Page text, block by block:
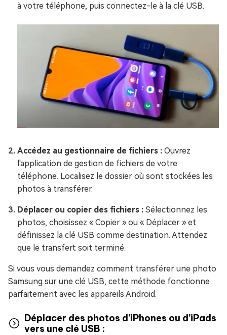
à votre téléphone, puis connectez-le à la clé USB.
Accédez au gestionnaire de fichiers : Ouvrez
l'application de gestion de fichiers de votre
téléphone. Localisez le dossier où sont stockées les
photos à transférer.
Déplacer ou copier des fichiers : Sélectionnez les
photos, choisissez « Copier » ou « Déplacer » et
définissez la clé USB comme destination. Attendez
que le transfert soit terminé.
Si vous vous demandez comment transférer une photo
Samsung sur une clé USB, cette méthode fonctionne
parfaitement avec les appareils Android.
Déplacer des photos d’iPhones ou d’iPads
vers une clé USB :